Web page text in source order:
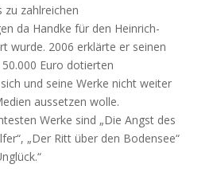
zu zahlreichen
da Handke für den Heinrich-
wurde. 2006 erklärte er seinen
Euro dotierten
und seine Werke nicht weiter
aussetzen wolle.
Werke sind „Die Angst des
„Der Ritt über den Bodensee“